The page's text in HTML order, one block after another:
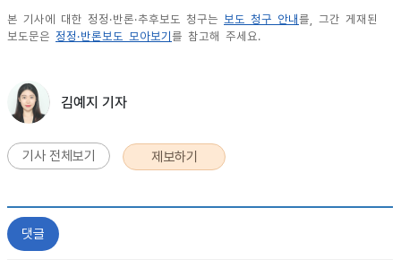
본 기사에 대한 정정·반론·추후보도 청구는 보도 청구 안내 를, 그간 게재된
보도문은 정정·반론보도 모아보기 를 참고해 주세요.
김예지 기자
기사 전체보기 제보하기
댓글